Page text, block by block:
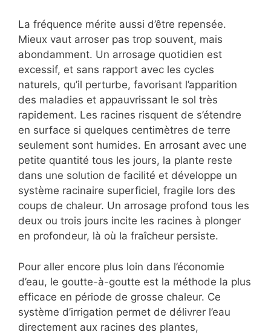
La fréquence mérite aussi d’être repensée.
Mieux vaut arroser pas trop souvent, mais
abondamment. Un arrosage quotidien est
excessif, et sans rapport avec les cycles
naturels, qu’il perturbe, favorisant l’apparition
des maladies et appauvrissant le sol très
rapidement. Les racines risquent de s’étendre
en surface si quelques centimètres de terre
seulement sont humides. En arrosant avec une
petite quantité tous les jours, la plante reste
dans une solution de facilité et développe un
système racinaire superficiel, fragile lors des
coups de chaleur. Un arrosage profond tous les
deux ou trois jours incite les racines à plonger
en profondeur, là où la fraîcheur persiste.
Pour aller encore plus loin dans l’économie
d’eau, le goutte-à-goutte est la méthode la plus
efficace en période de grosse chaleur. Ce
système d’irrigation permet de délivrer l’eau
directement aux racines des plantes,